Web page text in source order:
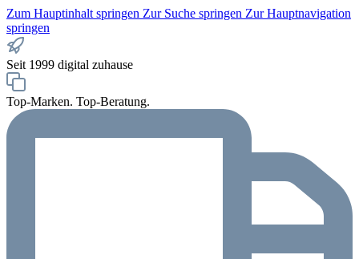
Zum Hauptinhalt springen Zur Suche springen Zur Hauptnavigation
springen
Seit 1999 digital zuhause
Top-Marken. Top-Beratung.